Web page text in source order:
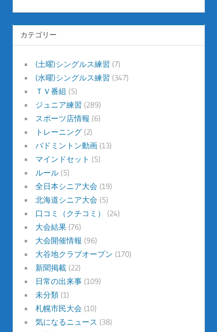
カテゴリー
(土曜)シングルス練習 (7)
(水曜)シングルス練習 (347)
ＴＶ番組 (5)
ジュニア練習 (289)
スポーツ店情報 (6)
トレーニング(2)
バドミントン動画(13)
マインドセット (5)
ルール(5)
全日本シニア大会 (19)
北海道シニア大会 (5)
口コミ（クチコミ）
(24)
大会結果(76)
大会開催情報 (96)
大谷地クラブオープン (170)
新聞掲載(22)
日常の出来事(109)
未分類(1)
札幌市民大会 (10)
気になるニュース (38)